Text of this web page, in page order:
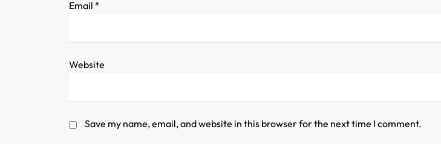
Email *
Website
Save my name, email, and website in this browser for the next time I comment.